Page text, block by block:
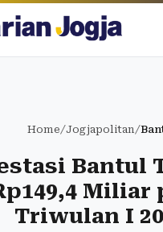
Home/Jogjapolitan/
Bantul
Miliar
Triwulan I